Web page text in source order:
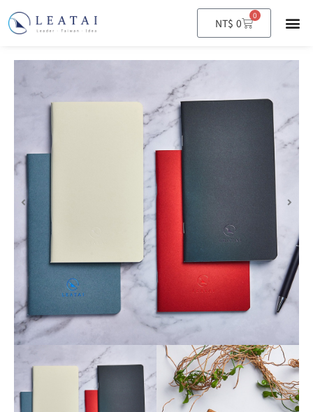
NT$ 0
0
購
物